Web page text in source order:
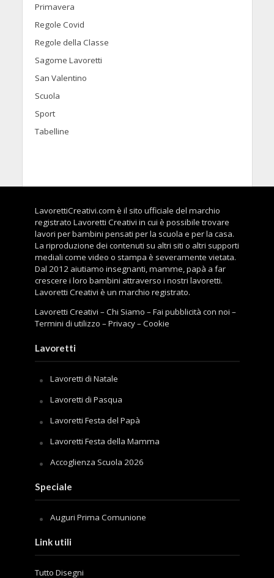
Primavera
Regole Covid
Regole della Classe
Sagome Lavoretti
San Valentino
Scuola
Sport
Tabelline
LavorettiCreativi.com è il sito ufficiale del marchio
registrato Lavoretti Creativi in cui è possibile trovare
lavori per bambini pensati per la scuola e per la casa.
La riproduzione dei contenuti su altri siti o altri supporti
mediali come video o stampa è severamente vietata.
Dal 2012 aiutiamo insegnanti, mamme, papà a far
crescere i loro bambini attraverso i nostri lavoretti.
Lavoretti Creativi è un marchio registrato.
Lavoretti Creativi –Chi Siamo –Fai pubblicità con noi –
Termini di utilizzo –Privacy–Cookie
Lavoretti
Lavoretti di Natale
Lavoretti di Pasqua
Lavoretti Festa del Papà
Lavoretti Festa della Mamma
Accoglienza Scuola 2026
Speciale
Auguri Prima Comunione
Link utili
Tutto Disegni